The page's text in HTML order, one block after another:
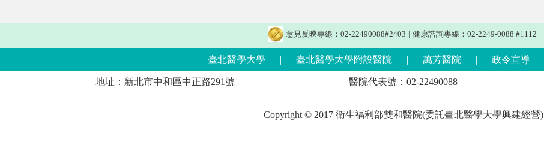
意見反映專線：02-22490088#2403 | 健康諮詢專線：02-2249-0088 #1112
臺北醫學大學 | 臺北醫學大學附設醫院 | 萬芳醫院 | 政令宣導
地址：新北市中和區中正路291號 醫院代表號：02-22490088
Copyright © 2017 衛生福利部雙和醫院(委託臺北醫學大學興建經營)